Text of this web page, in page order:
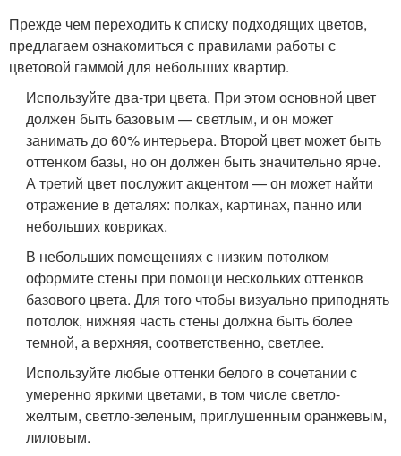
Прежде чем переходить к списку подходящих цветов,
предлагаем ознакомиться с правилами работы с
цветовой гаммой для небольших квартир.
Используйте два-три цвета. При этом основной цвет
должен быть базовым — светлым, и он может
занимать до 60% интерьера. Второй цвет может быть
оттенком базы, но он должен быть значительно ярче.
А третий цвет послужит акцентом — он может найти
отражение в деталях: полках, картинах, панно или
небольших ковриках.
В небольших помещениях с низким потолком
оформите стены при помощи нескольких оттенков
базового цвета. Для того чтобы визуально приподнять
потолок, нижняя часть стены должна быть более
темной, а верхняя, соответственно, светлее.
Используйте любые оттенки белого в сочетании с
умеренно яркими цветами, в том числе светло-
желтым, светло-зеленым, приглушенным оранжевым,
лиловым.